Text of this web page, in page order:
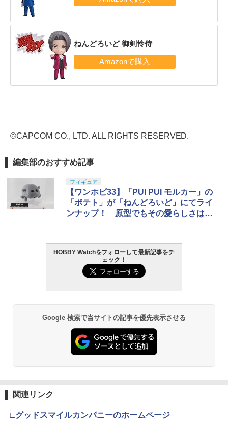
ねんどろいど 御剣怜侍
©CAPCOM CO., LTD. ALL RIGHTS RESERVED.
編集部のおすすめ記事
フィギュア
【ワンホビ33】「PUI PUI モルカー」の
「ポテト」が「ねんどろいど」にてライ
ンナップ！ 原型でもその愛らしさはバ
HOBBY Watchをフォローして最新記事をチ
ェック！
Google 検索で当サイトの記事を優先表示させる
関連リンク
□グッドスマイルカンパニーのホームページ